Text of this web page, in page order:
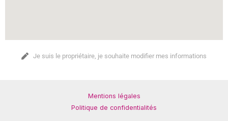
Je suis le propriétaire, je souhaite modifier mes informations
Mentions légales
Politique de confidentialités